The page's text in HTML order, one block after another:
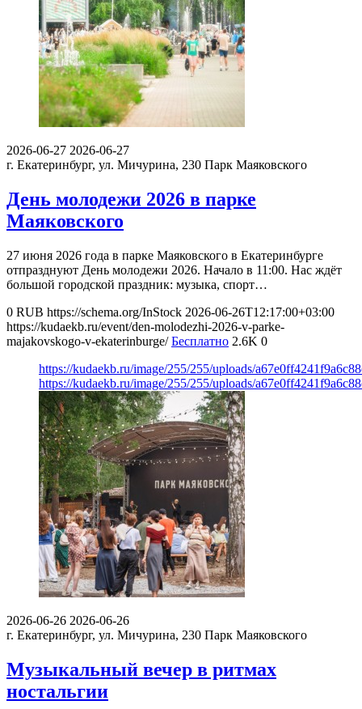
2026-06-27 2026-06-27
г. Екатеринбург, ул. Мичурина, 230 Парк Маяковского
День молодежи 2026 в парке
Маяковского
27 июня 2026 года в парке Маяковского в Екатеринбурге
отпразднуют День молодежи 2026. Начало в 11:00. Нас ждёт
большой городской праздник: музыка, спорт…
0 RUB https://schema.org/InStock 2026-06-26T12:17:00+03:00
https://kudaekb.ru/event/den-molodezhi-2026-v-parke-
majakovskogo-v-ekaterinburge/ Бесплатно 2.6K 0
https://kudaekb.ru/image/255/255/uploads/
https://kudaekb.ru/image/255/255/uploads/
2026-06-26 2026-06-26
г. Екатеринбург, ул. Мичурина, 230 Парк Маяковского
Музыкальный вечер в ритмах
ностальгии